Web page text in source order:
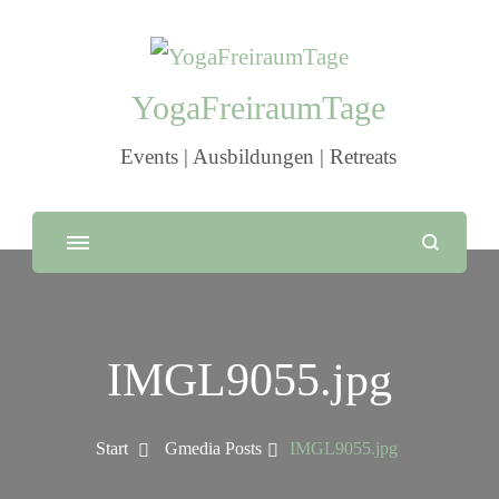
YogaFreiraumTage
Events | Ausbildungen | Retreats
IMGL9055.jpg
Start Gmedia Posts IMGL9055.jpg